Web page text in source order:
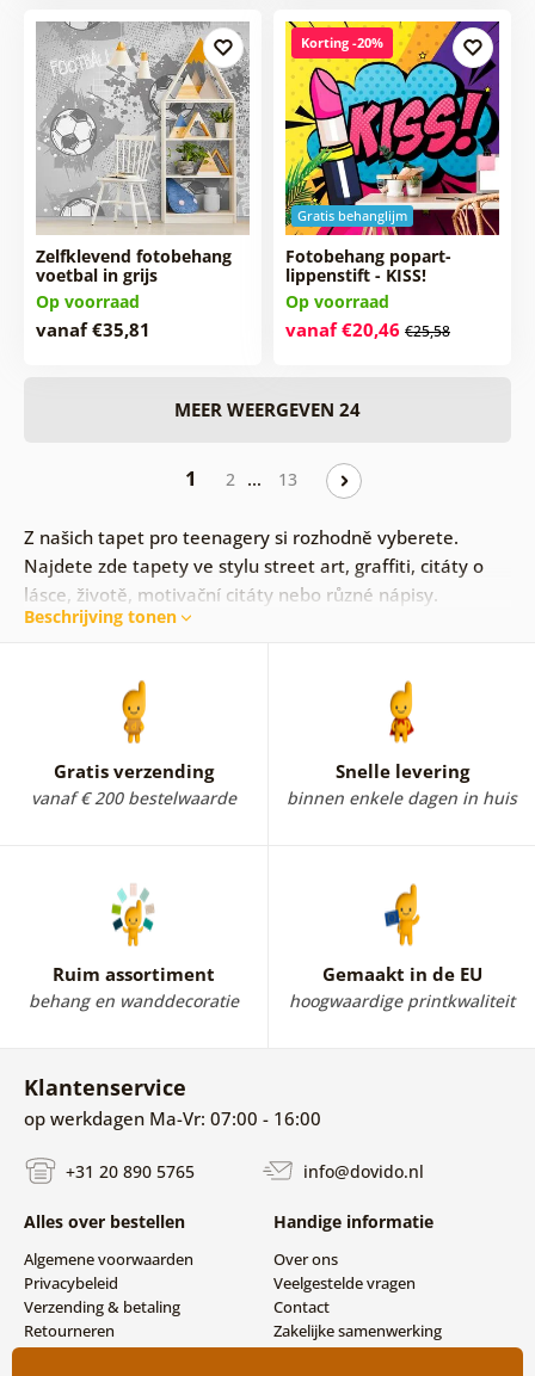
Zelfklevend fotobehang
voetbal in grijs
Op voorraad
vanaf €35,81
Gratis behanglijm
Korting -20%
Fotobehang popart-
lippenstift - KISS!
Op voorraad
vanaf €20,46 €25,58
MEER WEERGEVEN 24
1 2 … 13
Z našich tapet pro teenagery si rozhodně vyberete.
Najdete zde tapety ve stylu street art, graffiti, citáty o
lásce, životě, motivační citáty nebo různé nápisy.
Beschrijving tonen
Gratis verzending
vanaf € 200 bestelwaarde
Snelle levering
binnen enkele dagen in huis
Ruim assortiment
behang en wanddecoratie
Gemaakt in de EU
hoogwaardige printkwaliteit
Klantenservice
op werkdagen Ma-Vr: 07:00 - 16:00
+31 20 890 5765 info@dovido.nl
Alles over bestellen
Algemene voorwaarden
Privacybeleid
Verzending & betaling
Retourneren
Handige informatie
Over ons
Veelgestelde vragen
Contact
Zakelijke samenwerking